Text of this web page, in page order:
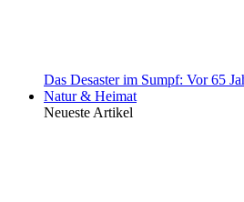
Das Desaster im Sumpf: Vor 65
Natur & Heimat
Neueste Artikel